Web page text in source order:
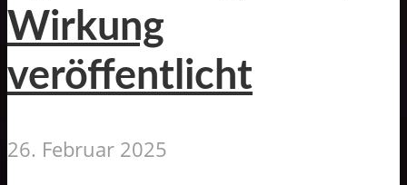
Wirkung
veröffentlicht
26. Februar 2025